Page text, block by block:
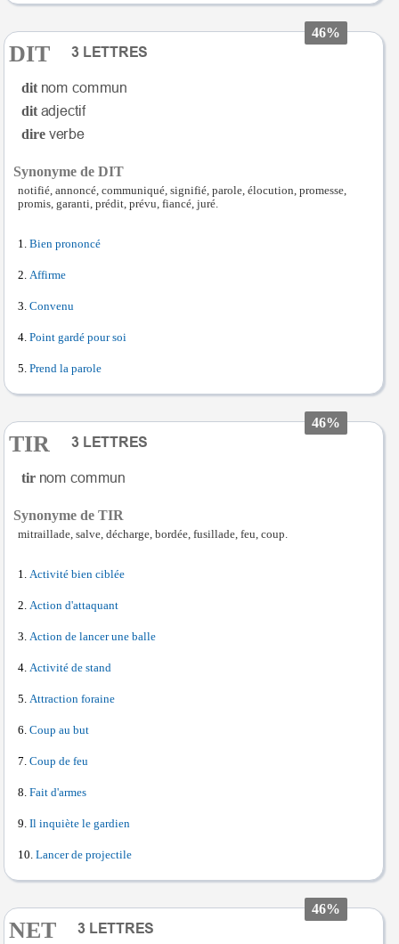
46%
DIT
dit
dit
dire
Synonyme de DIT
notifié, annoncé, communiqué, signifié, parole, élocution, promesse,
promis, garanti, prédit, prévu, fiancé, juré.
Bien prononcé
Affirme
Convenu
Point gardé pour soi
Prend la parole
46%
TIR
tir
Synonyme de TIR
mitraillade, salve, décharge, bordée, fusillade, feu, coup.
Activité bien ciblée
Action d'attaquant
Action de lancer une balle
Activité de stand
Attraction foraine
Coup au but
Coup de feu
Fait d'armes
Il inquiète le gardien
Lancer de projectile
46%
NET